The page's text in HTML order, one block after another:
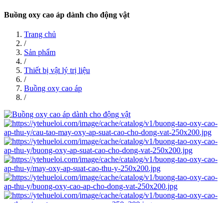
Buồng oxy cao áp dành cho động vật
Trang chủ
/
Sản phẩm
/
Thiết bị vật lý trị liệu
/
Buồng oxy cao áp
/